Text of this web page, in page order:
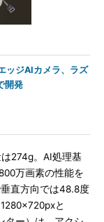
ッジAIカメラ、ラズ
開発
274g。AI処理基
万画素の性能を
直方向では48.8度
と